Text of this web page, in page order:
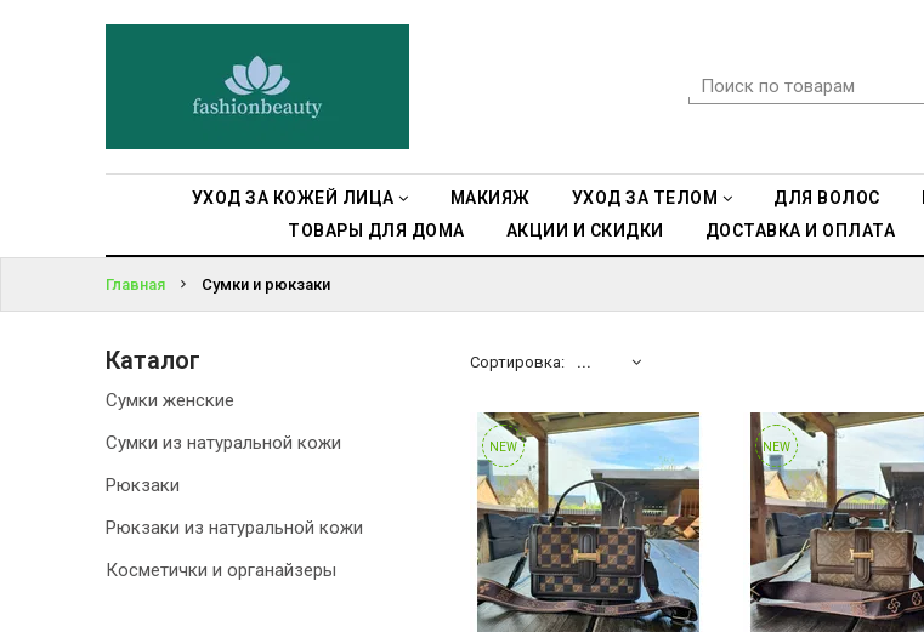
УХОД ЗА КОЖЕЙ ЛИЦА МАКИЯЖ УХОД ЗА ТЕЛОМ ДЛЯ ВОЛОС
ТОВАРЫ ДЛЯ ДОМА
АКЦИИ И СКИДКИ ДОСТАВКА И ОПЛАТА
ДЛЯ ВОЛОС
ТОВАРЫ ДЛЯ
ВОЙТИ
ПАРОЛЬ?
Главная Сумки и рюкзаки
Каталог
Сумки женские
Сумки из натуральной кожи
Рюкзаки
Рюкзаки из натуральной кожи
Косметички и органайзеры
Сортировка: ...
NEW NEW